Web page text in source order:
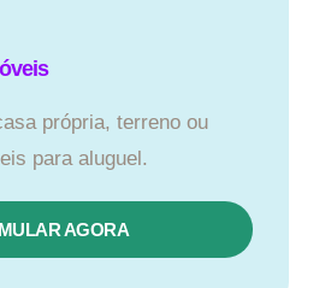
própria, terreno ou
para aluguel.
AGORA​